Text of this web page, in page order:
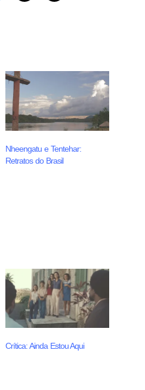
Nheengatu e Tentehar:
Retratos do Brasil
Crítica: Ainda Estou Aqui